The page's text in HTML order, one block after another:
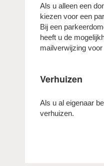
Als u alleen een
kiezen voor een
Bij een
heeft u de
mailverwijzing
Verhuizen
Als u al eigenaar
verhuizen.